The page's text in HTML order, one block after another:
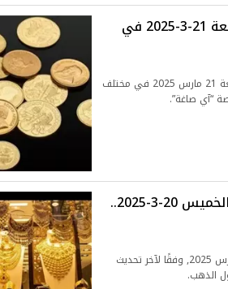
سعر الذهب والسبائك اليوم الجمعة 21-3-2025 في
تعرف على سعر الذهب والسبائك اليوم الجمعة 21 مارس 2025 في مختلف
“آي صاغة”.
عاجل| هبوط سعر الذهب اليوم الخميس 20-3-2025..
تعرف على سعر الذهب اليوم الخميس 20 مارس 2025, وفقًا لآخر تحديث
الذهب.